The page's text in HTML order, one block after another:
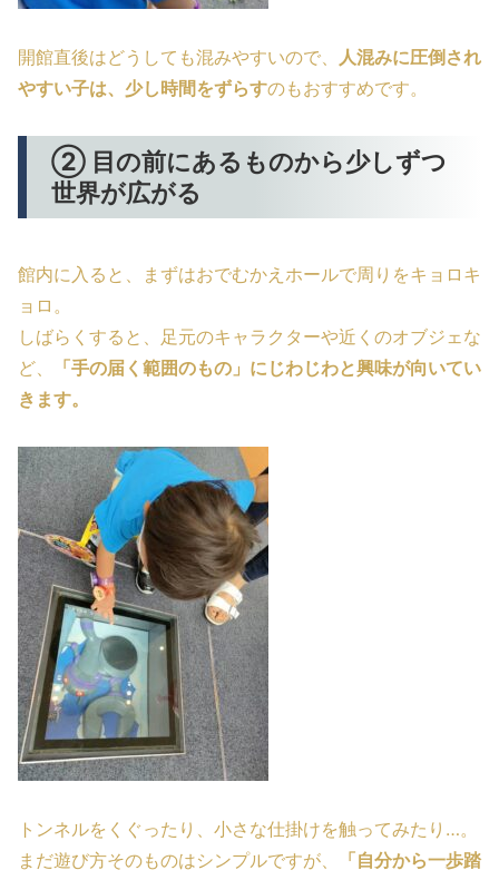
開館直後はどうしても混みやすいので、 人混みに圧倒され
やすい子は、少し時間をずらすのもおすすめです。
② 目の前にあるものから少しずつ
世界が広がる
館内に入ると、まずはおでむかえホールで周りをキョロキ
ョロ。
しばらくすると、足元のキャラクターや近くのオブジェな
ど、
「手の届く範囲のもの」にじわじわと興味が向いてい
きます。
トンネルをくぐったり、小さな仕掛けを触ってみたり…。
まだ遊び方そのものはシンプルですが、
「自分から一歩踏